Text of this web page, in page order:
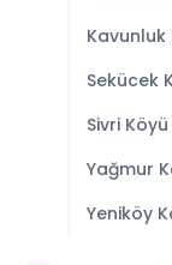
Kavunluk
Sekücek
Sivri Köyü
Yağmur
Yeniköy